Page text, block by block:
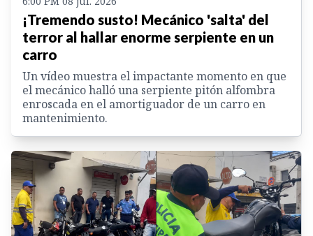
¡Tremendo susto! Mecánico 'salta' del
terror al hallar enorme serpiente en un
carro
Un vídeo muestra el impactante momento en que
el mecánico halló una serpiente pitón alfombra
enroscada en el amortiguador de un carro en
mantenimiento.